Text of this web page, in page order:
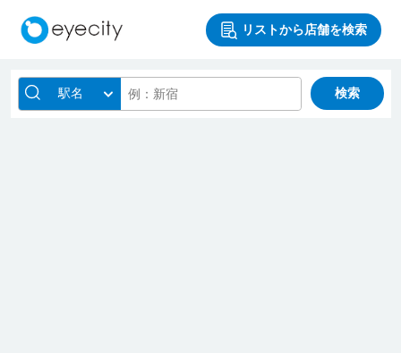
リストから店舗を検索
駅名 検索